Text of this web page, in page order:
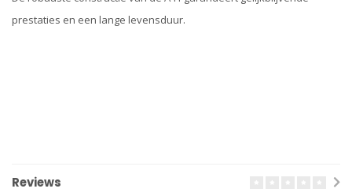
prestaties en een lange levensduur.
Reviews